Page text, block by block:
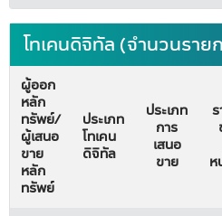
โทเคนดิจิทัล (จำนวนรา
ผู้ออก
หลัก
ทรัพย์/
ผู้เสนอ
ขาย
หลัก
ทรัพย์
ประเภท
โทเคน
ดิจิทัล
ประเภท
การ
เสนอ
ขาย
ห